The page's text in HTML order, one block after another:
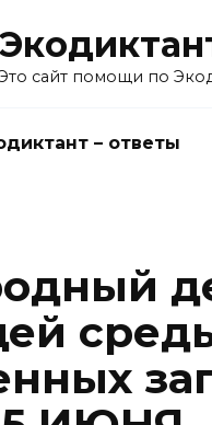
сайт помощи по
– ответы